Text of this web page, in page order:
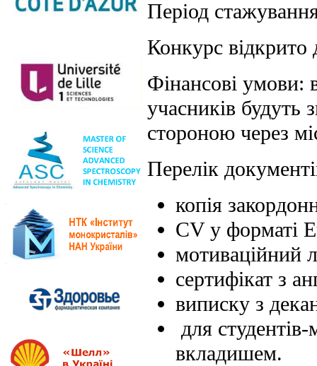
Період
Конкурс відкрито
Фінансові умови:
учасників
стороною через
Перелік
копія
CV у форматі
мотиваційний
сертифікат з
виписку з
для
вкладишем.